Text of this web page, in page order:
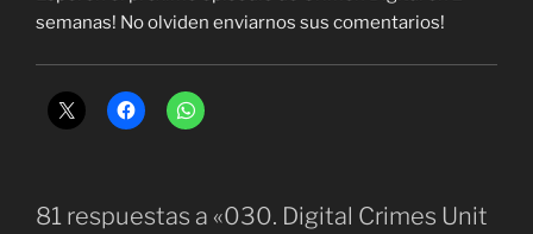
semanas! No olviden enviarnos sus comentarios!
81 respuestas a «030. Digital Crimes Unit